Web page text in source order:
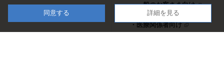
・一般のお客さま向け
・医療関係者向け
同意する 詳細を見る